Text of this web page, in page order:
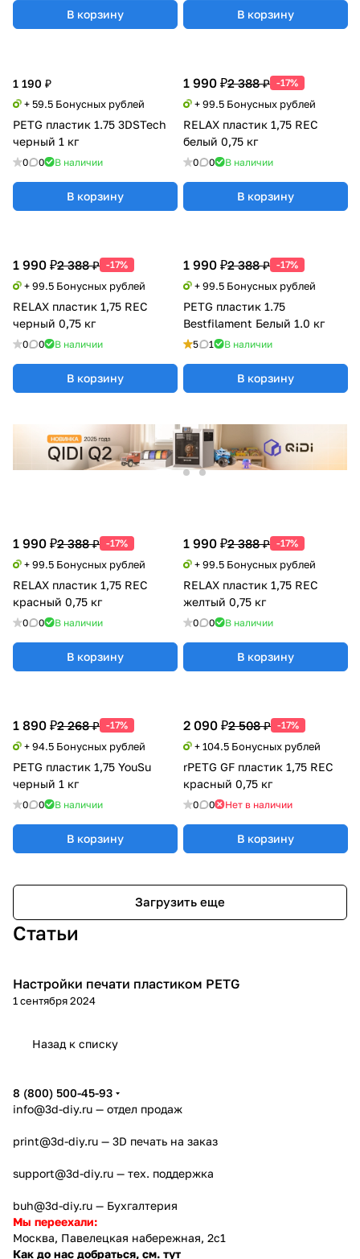
В корзину В корзину
1 990 ₽2 388 ₽ -17%
+ 99.5 Бонусных рублей
RELAX пластик 1,75 REC
белый 0,75 кг
0 0 В наличии
В корзину
1 990 ₽2 388 ₽ -17%
+ 99.5 Бонусных рублей
RELAX пластик 1,75 REC
черный 0,75 кг
0 0 В наличии
В корзину
1 990 ₽2 388 ₽ -17%
+ 99.5 Бонусных рублей
PETG пластик 1.75
Bestfilament Белый 1.0 кг
5 1 В наличии
В корзину
1 990 ₽2 388 ₽ -17%
+ 99.5 Бонусных рублей
RELAX пластик 1,75 REC
красный 0,75 кг
0 0 В наличии
В корзину
1 990 ₽2 388 ₽ -17%
+ 99.5 Бонусных рублей
RELAX пластик 1,75 REC
желтый 0,75 кг
0 0 В наличии
В корзину
1 190 ₽
+ 59.5 Бонусных рублей
PETG пластик 1.75 3DSTech
черный 1 кг
0 0 В наличии
В корзину
1 890 ₽2 268 ₽ -17%
+ 94.5 Бонусных рублей
PETG пластик 1,75 YouSu
черный 1 кг
0 0 В наличии
В корзину
2 090 ₽2 508 ₽ -17%
+ 104.5 Бонусных рублей
rPETG GF пластик 1,75 REC
красный 0,75 кг
0 0 Нет в наличии
В корзину
Загрузить еще
Статьи
3D печать
Настройки печати пластиком PETG
1 сентября 2024
Назад к списку
8 (800) 500-45-93
info@3d-diy.ru — отдел продаж
print@3d-diy.ru — 3D печать на заказ
support@3d-diy.ru — тех. поддержка
buh@3d-diy.ru — Бухгалтерия
Мы переехали:
Москва, Павелецкая набережная, 2с1
Как до нас добраться, см. тут